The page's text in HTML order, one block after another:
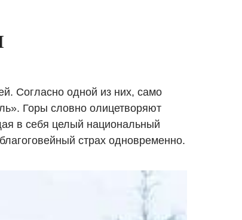
Согласно одной из них, само
Горы словно олицетворяют
в себя целый национальный
страх одновременно.